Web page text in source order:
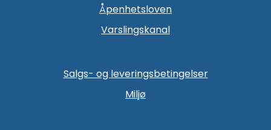
Åpenhetsloven
Varslingskanal
Salgs- og leveringsbetingelser
Miljø